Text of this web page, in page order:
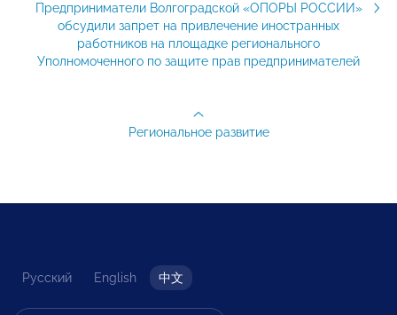
Предприниматели Волгоградской «ОПОРЫ РОССИИ»
обсудили запрет на привлечение иностранных
работников на площадке регионального
Уполномоченного по защите прав предпринимателей
Региональное развитие
Русский English 中文